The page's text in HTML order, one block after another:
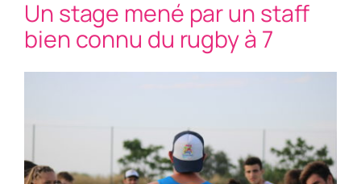
Un stage mené par un staff
bien connu du rugby à 7